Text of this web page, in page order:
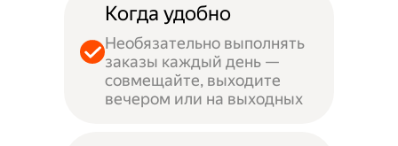
Когда удобно
Необязательно выполнять
заказы каждый день —
совмещайте, выходите
вечером или на выходных